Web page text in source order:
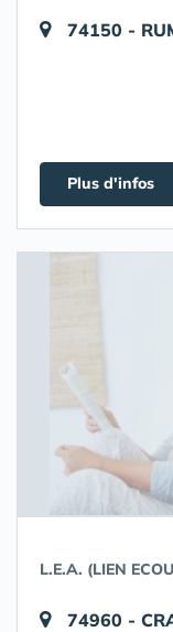
74150 -
Plus d'infos
L.E.A. (LIEN
74960 -